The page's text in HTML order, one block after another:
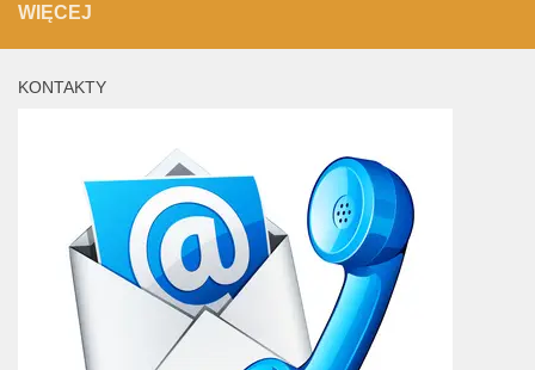
WIĘCEJ
KONTAKTY